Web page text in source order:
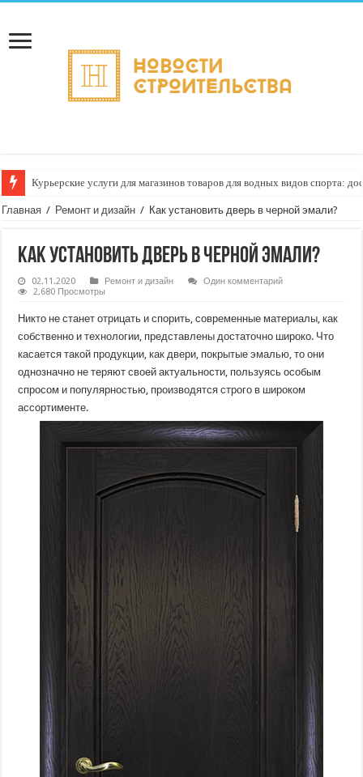
Курьерские услуги для магазинов товаров для водных видов спорта:
Как настроить автоматическое формирование рейтинга курьеров по
Главная / Ремонт и дизайн / Как установить дверь в черной эмали?
Как установить дверь в черной эмали?
02.11.2020 Ремонт и дизайн
Один комментарий
2,680 Просмотры
Никто не станет отрицать и спорить, современные материалы, как
собственно и технологии, представлены достаточно широко. Что
касается такой продукции, как двери, покрытые эмалью, то они
однозначно не теряют своей актуальности, пользуясь особым
спросом и популярностью, производятся строго в широком
ассортименте.